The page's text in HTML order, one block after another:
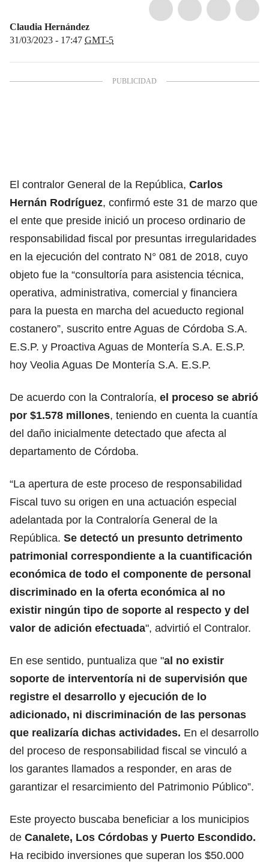
Claudia Hernández
31/03/2023 - 17:47 GMT-5
El contralor General de la República, Carlos
Hernán Rodríguez, confirmó este 31 de marzo que
el ente que preside inició un proceso ordinario de
responsabilidad fiscal por presuntas irregularidades
en la ejecución del contrato N° 081 de 2018, cuyo
objeto fue la “consultoría para asistencia técnica,
operativa, administrativa, comercial y financiera
para la puesta en marcha del acueducto regional
costanero”, suscrito entre Aguas de Córdoba S.A.
E.S.P. y Proactiva Aguas de Montería S.A. E.S.P.
hoy Veolia Aguas De Montería S.A. E.S.P.
De acuerdo con la Contraloría, el proceso se abrió
por $1.578 millones, teniendo en cuenta la cuantía
del daño inicialmente detectado que afecta al
departamento de Córdoba.
“La apertura de este proceso de responsabilidad
Fiscal tuvo su origen en una actuación especial
adelantada por la Contraloría General de la
República. Se detectó un presunto detrimento
patrimonial correspondiente a la cuantificación
económica de todo el componente de personal
discriminado en la oferta económica al no
existir ningún tipo de soporte al respecto y del
valor de adición efectuada", advirtió el Contralor.
En ese sentido, puntualiza que "al no existir
soporte de interventoría ni de supervisión que
registre el desarrollo y ejecución de lo
adicionado, ni discriminación de las personas
que realizaría dichas actividades. En el desarrollo
del proceso de responsabilidad fiscal se vinculó a
los garantes llamados a responder, en aras de
garantizar el resarcimiento del Patrimonio Público”.
Este proyecto buscaba beneficiar a los municipios
de Canalete, Los Córdobas y Puerto Escondido.
Ha recibido inversiones que superan los $50.000